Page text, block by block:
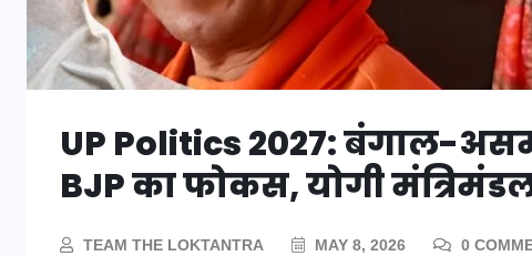
UP Politics 2027: बंगाल-असम
BJP का फोकस, योगी
TEAM THE LOKTANTRA MAY 8, 2026 0